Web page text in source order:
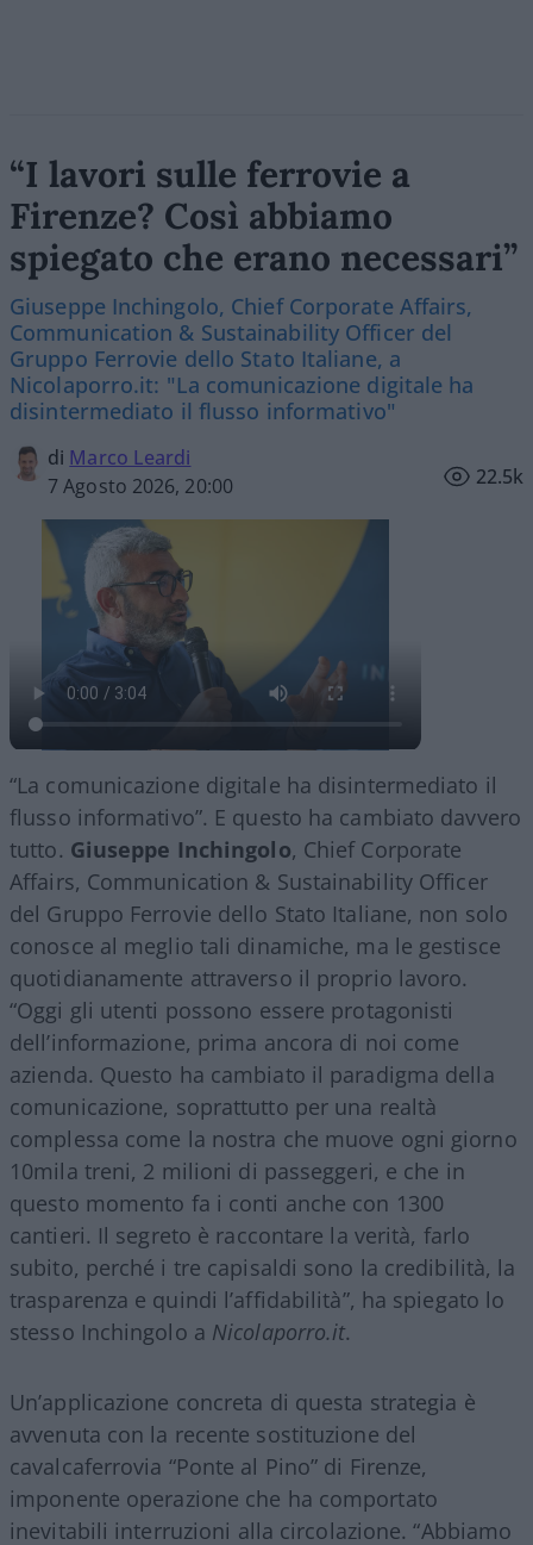
“I lavori sulle ferrovie a
Firenze? Così abbiamo
spiegato che erano necessari”
Giuseppe Inchingolo, Chief Corporate Affairs,
Communication & Sustainability Officer del
Gruppo Ferrovie dello Stato Italiane, a
Nicolaporro.it: "La comunicazione digitale ha
disintermediato il flusso informativo"
di Marco Leardi
7 Agosto 2026, 20:00
22.5k
“La comunicazione digitale ha disintermediato il
flusso informativo”. E questo ha cambiato davvero
tutto. Giuseppe Inchingolo, Chief Corporate
Affairs, Communication & Sustainability Officer
del Gruppo Ferrovie dello Stato Italiane, non solo
conosce al meglio tali dinamiche, ma le gestisce
quotidianamente attraverso il proprio lavoro.
“Oggi gli utenti possono essere protagonisti
dell’informazione, prima ancora di noi come
azienda. Questo ha cambiato il paradigma della
comunicazione, soprattutto per una realtà
complessa come la nostra che muove ogni giorno
10mila treni, 2 milioni di passeggeri, e che in
questo momento fa i conti anche con 1300
cantieri. Il segreto è raccontare la verità, farlo
subito, perché i tre capisaldi sono la credibilità, la
trasparenza e quindi l’affidabilità”, ha spiegato lo
stesso Inchingolo a Nicolaporro.it.
Un’applicazione concreta di questa strategia è
avvenuta con la recente sostituzione del
cavalcaferrovia “Ponte al Pino” di Firenze,
imponente operazione che ha comportato
inevitabili interruzioni alla circolazione. “Abbiamo